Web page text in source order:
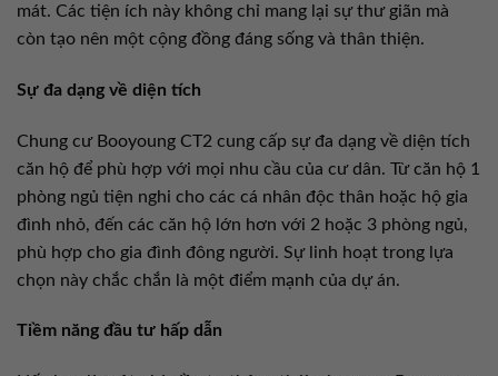
mát. Các tiện ích này không chỉ mang lại sự thư giãn mà
còn tạo nên một cộng đồng đáng sống và thân thiện.
Sự đa dạng về diện tích
Chung cư Booyoung CT2 cung cấp sự đa dạng về diện tích
căn hộ để phù hợp với mọi nhu cầu của cư dân. Từ căn hộ 1
phòng ngủ tiện nghi cho các cá nhân độc thân hoặc hộ gia
đình nhỏ, đến các căn hộ lớn hơn với 2 hoặc 3 phòng ngủ,
phù hợp cho gia đình đông người. Sự linh hoạt trong lựa
chọn này chắc chắn là một điểm mạnh của dự án.
Tiềm năng đầu tư hấp dẫn